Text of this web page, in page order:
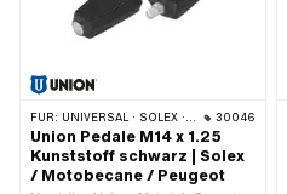
FÜR: UNIVERSAL · SOLEX · MBK / MOTOBÉCANE · PEUGEOT 30046
Union Pedale M14 x 1.25
Kunststoff schwarz | Solex
/ Motobecane / Peugeot